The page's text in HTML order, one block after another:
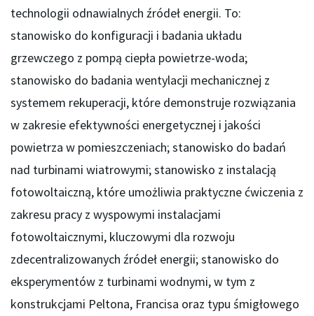
technologii odnawialnych źródeł energii. To:
stanowisko do konfiguracji i badania układu
grzewczego z pompą ciepła powietrze-woda;
stanowisko do badania wentylacji mechanicznej z
systemem rekuperacji, które demonstruje rozwiązania
w zakresie efektywności energetycznej i jakości
powietrza w pomieszczeniach; stanowisko do badań
nad turbinami wiatrowymi; stanowisko z instalacją
fotowoltaiczną, które umożliwia praktyczne ćwiczenia z
zakresu pracy z wyspowymi instalacjami
fotowoltaicznymi, kluczowymi dla rozwoju
zdecentralizowanych źródeł energii; stanowisko do
eksperymentów z turbinami wodnymi, w tym z
konstrukcjami Peltona, Francisa oraz typu śmigłowego